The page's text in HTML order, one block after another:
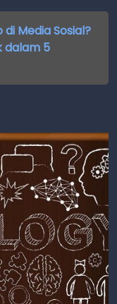
Media Sosial?
dalam 5